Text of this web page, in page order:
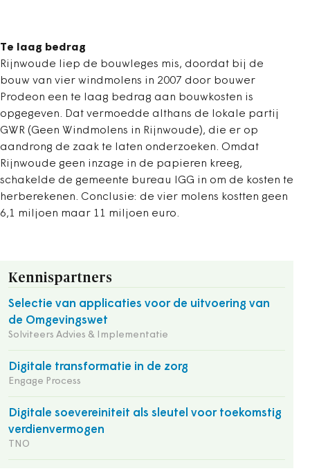
Te laag bedrag
Rijnwoude liep de bouwleges mis, doordat bij de
bouw van vier windmolens in 2007 door bouwer
Prodeon een te laag bedrag aan bouwkosten is
opgegeven. Dat vermoedde althans de lokale partij
GWR (Geen Windmolens in Rijnwoude), die er op
aandrong de zaak te laten onderzoeken. Omdat
Rijnwoude geen inzage in de papieren kreeg,
schakelde de gemeente bureau IGG in om de kosten te
herberekenen. Conclusie: de vier molens kostten geen
6,1 miljoen maar 11 miljoen euro.
Kennispartners
Selectie van applicaties voor de uitvoering van
de Omgevingswet
Solviteers Advies & Implementatie
Digitale transformatie in de zorg
Engage Process
Digitale soevereiniteit als sleutel voor toekomstig
verdienvermogen
TNO